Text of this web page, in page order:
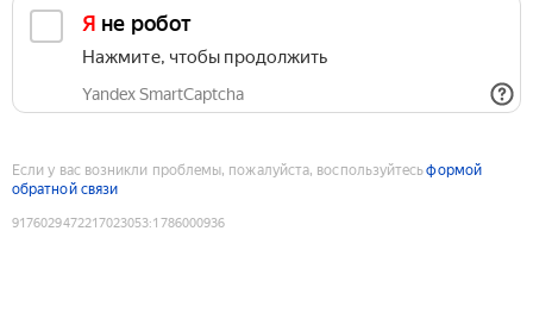
Я не робот
Нажмите, чтобы продолжить
Yandex SmartCaptcha
Если у вас возникли проблемы, пожалуйста, воспользуйтесьформой
обратной связи
9176029472217023053:1786000936